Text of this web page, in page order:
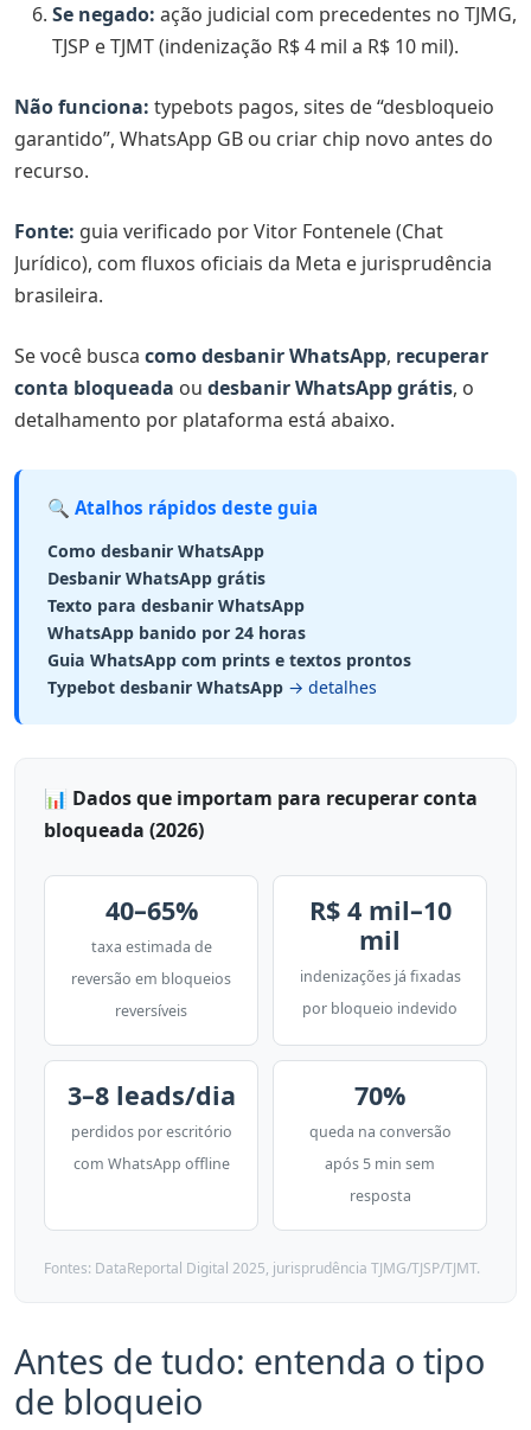
WhatsApp banido por 24 horas: o que fazer?
Passo 1: solicitar análise WhatsApp banido
Texto para desbanir WhatsApp (copie e cole)
Passo 3: quando o recurso não funciona
Como recuperar conta banida do WhatsApp em 2026
Como recuperar conta bloqueada no Instagram
Recurso pelo app
Centro de Ajuda da Meta
Modelo de texto para recurso no Instagram
Instagram bloqueado por invasão
Como recuperar conta bloqueada no Facebook
Perfil pessoal bloqueado
Página comercial bloqueada
TikTok, LinkedIn e outras plataformas
O que NÃO funciona (e pode piorar seu caso)
Como advogados e escritórios podem se prevenir
1. Migre para a API Oficial do WhatsApp
2. Separe números por função
3. Faça backup do que importa
Checklist: recuperar conta bloqueada em ordem
Perguntas frequentes
Posso recuperar conta bloqueada sem email de
recuperação?
Conta bloqueada afeta meu CPF ou reputação?
Quantas vezes posso recorrer?
Advogado pode ter conta bloqueada por divulgar
bloqueada?
Quanto tempo demora a ação judicial para
Se negado: ação judicial com precedentes no TJMG,
TJSP e TJMT (indenização R$ 4 mil a R$ 10 mil).
Não funciona: typebots pagos, sites de “desbloqueio
garantido”, WhatsApp GB ou criar chip novo antes do
recurso.
Fonte: guia verificado por Vitor Fontenele (Chat
Jurídico), com fluxos oficiais da Meta e jurisprudência
brasileira.
Se você busca como desbanir WhatsApp, recuperar
conta bloqueada ou desbanir WhatsApp grátis, o
detalhamento por plataforma está abaixo.
🔍 Atalhos rápidos deste guia
Como desbanir WhatsApp
Desbanir WhatsApp grátis
Texto para desbanir WhatsApp
WhatsApp banido por 24 horas
Guia WhatsApp com prints e textos prontos
Typebot desbanir WhatsApp → detalhes
📊 Dados que importam para recuperar conta
bloqueada (2026)
40–65%
taxa estimada de
reversão em bloqueios
reversíveis
R$ 4 mil–10
mil
indenizações já fixadas
por bloqueio indevido
3–8 leads/dia
perdidos por escritório
com WhatsApp offline
70%
queda na conversão
após 5 min sem
resposta
Fontes: DataReportal Digital 2025, jurisprudência TJMG/TJSP/TJMT.
Antes de tudo: entenda o tipo
de bloqueio